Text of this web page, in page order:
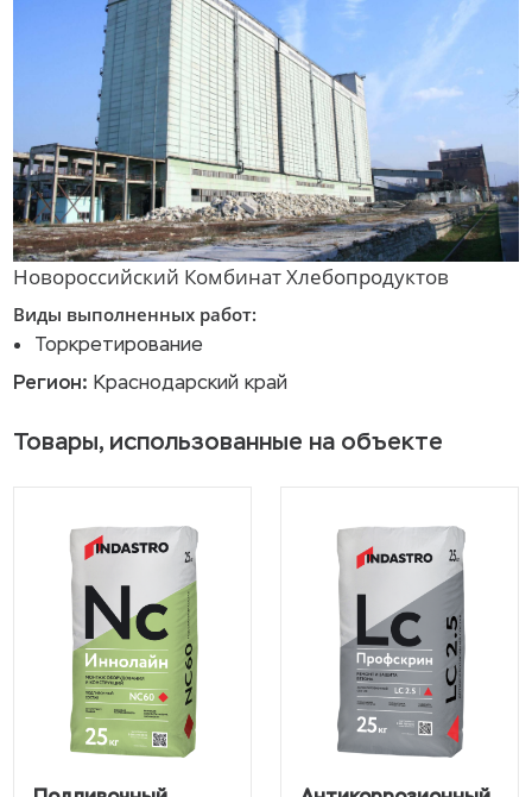
Новороссийский Комбинат Хлебопродуктов
Виды выполненных работ:
Торкретирование
Регион: Краснодарский край
Товары, использованные на объекте